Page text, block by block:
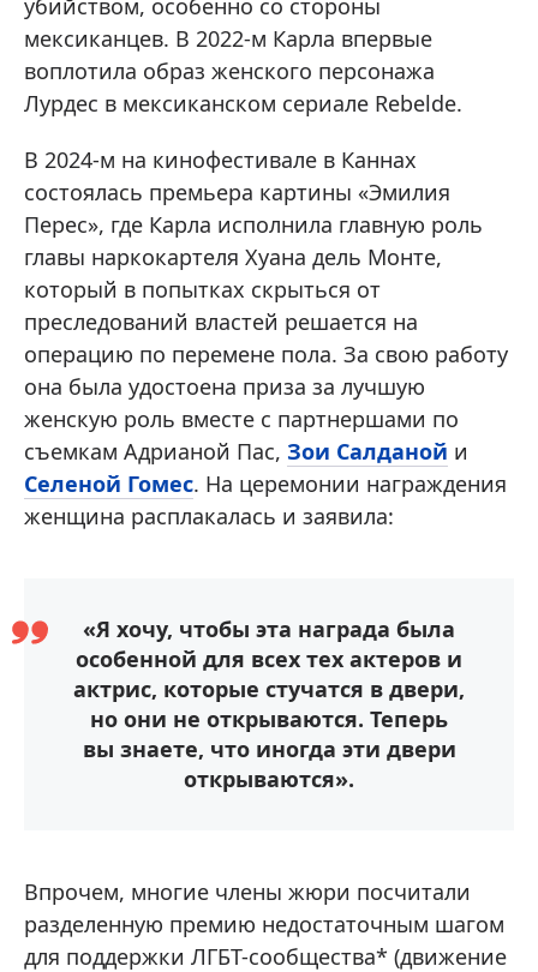
убийством, особенно со стороны
мексиканцев. В 2022-м Карла впервые
воплотила образ женского персонажа
Лурдес в мексиканском сериале Rebelde.
В 2024-м на кинофестивале в Каннах
состоялась премьера картины «Эмилия
Перес», где Карла исполнила главную роль
главы наркокартеля Хуана дель Монте,
который в попытках скрыться от
преследований властей решается на
операцию по перемене пола. За свою работу
она была удостоена приза за лучшую
женскую роль вместе с партнершами по
съемкам Адрианой Пас, Зои Салданой и
Селеной Гомес. На церемонии награждения
женщина расплакалась и заявила:
«Я хочу, чтобы эта награда была
особенной для всех тех актеров и
актрис, которые стучатся в двери,
но они не открываются. Теперь
вы знаете, что иногда эти двери
открываются».
Впрочем, многие члены жюри посчитали
разделенную премию недостаточным шагом
для поддержки ЛГБТ-сообщества* (движение